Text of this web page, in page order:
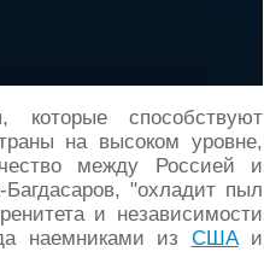
которые способствуют
на высоком уровне,
между Россией и
"охладит пыл
и независимости
наемниками из СШАи